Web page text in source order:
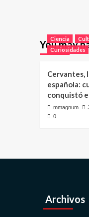
You may
Ciencia
Curiosidades
Cervantes,
española:
conquistó
mmagnum
0
Archivos